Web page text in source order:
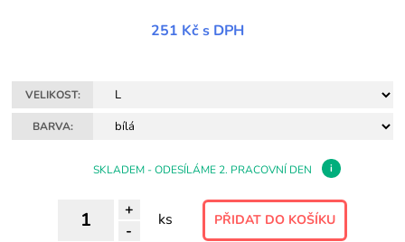
251 Kč s DPH
VELIKOST:
BARVA:
SKLADEM - ODESÍLÁME 2. PRACOVNÍ DEN i
+
-
ks